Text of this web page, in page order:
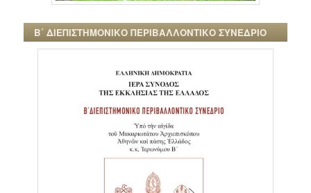
Β΄ ΔΙΕΠΙΣΤΗΜΟΝΙΚΟ ΠΕΡΙΒΑΛΛΟΝΤΙΚΟ ΣΥΝΕΔΡΙΟ